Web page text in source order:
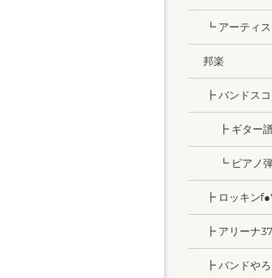
┗ アーティ
邦楽
┣ バンドス
┣ ギター
┗ ピアノ弾
┣ ロッキン
┣ アリーナ
┣ バンドや